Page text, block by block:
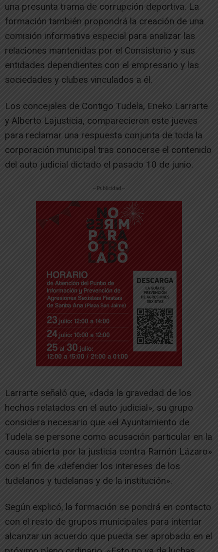
una presunta trama de corrupción deportiva. La
formación también propondrá la creación de una
comisión informativa especial para analizar las
relaciones mantenidas por el Consistorio y sus
entidades dependientes con el empresario y las
sociedades y clubes vinculados a él.
Los concejales de Contigo Tudela, Eneko Larrarte
y Alberto Lajusticia, comparecieron este jueves
para reclamar una respuesta conjunta de toda la
corporación municipal tras conocerse el contenido
del auto judicial dictado el pasado 10 de junio.
-- Publicidad --
Larrarte señaló que, «dada la gravedad de los
hechos relatados en el auto judicial», su grupo
considera necesario que «el Ayuntamiento de
Tudela se persone como acusación particular en la
causa abierta por la justicia contra Ramón Lázaro»
con el fin de «defender los intereses de los
tudelanos y tudelanas y de la institución».
Según explicó, la formación se pondrá en contacto
con el resto de grupos municipales para intentar
alcanzar un acuerdo que pueda ser aprobado en el